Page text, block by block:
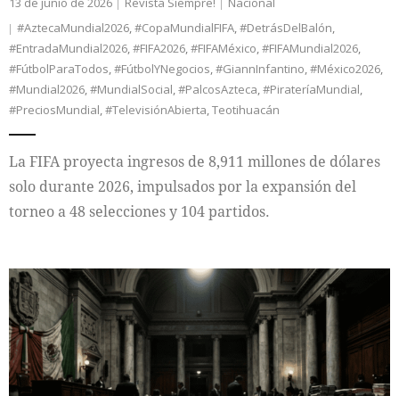
#AztecaMundial2026,#CopaMundialFIFA,#DetrásDelBalón,
#EntradaMundial2026,#FIFA2026,#FIFAMéxico,#FIFAMundial2026,
#FútbolParaTodos,#FútbolYNegocios,#GiannInfantino,#México2026,
#Mundial2026,#MundialSocial,#PalcosAzteca,#PirateríaMundial,
#PreciosMundial,#TelevisiónAbierta,Teotihuacán
La FIFA proyecta ingresos de 8,911 millones de dólares
solo durante 2026, impulsados por la expansión del
torneo a 48 selecciones y 104 partidos.